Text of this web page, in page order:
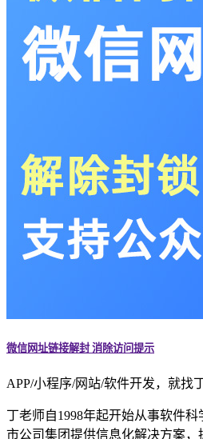
微信网址链接解封 消除访问提示
APP/小程序/网站/软件开发，就找
丁老师自1998年起开始从事软件
市公司集团提供信息化解决方案